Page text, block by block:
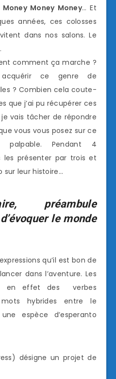
Money Money… Et
années, ces colosses
dans nos salons. Le
comment ça marche ?
ce genre de
? Combien cela coute-
que j’ai pu récupérer ces
vais tâcher de répondre
vous vous posez sur ce
palpable. Pendant 4
les présenter par trois et
sur leur histoire…
préambule
le monde
qu’il est bon de
dans l’aventure. Les
en effet des verbes
hybrides entre le
espèce d’esperanto
désigne un projet de